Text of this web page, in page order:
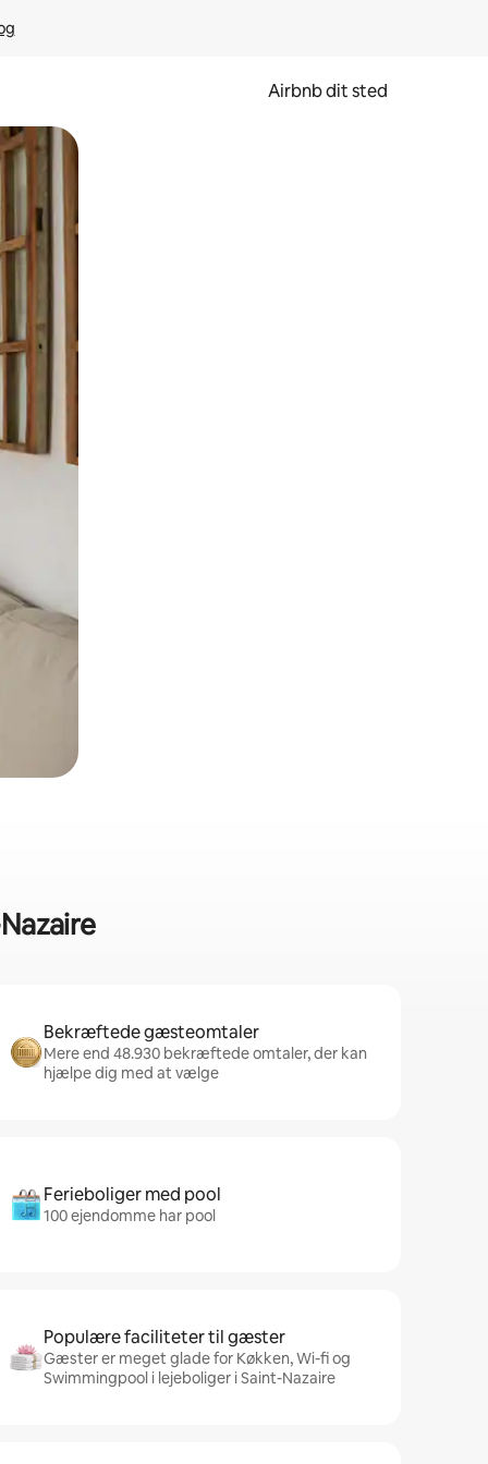
Airbnb dit sted
Bekræftede gæsteomtaler
Mere end 48.930 bekræftede omtaler, der kan
hjælpe dig med at vælge
Ferieboliger med pool
100 ejendomme har pool
Populære faciliteter til gæster
Gæster er meget glade for Køkken, Wi-fi og
Swimmingpool i lejeboliger i Saint-Nazaire